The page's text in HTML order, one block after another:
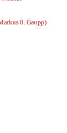
0. Gaupp)